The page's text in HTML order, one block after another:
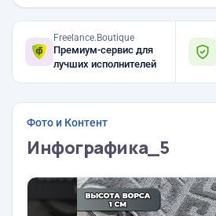
Freelance.Boutique
Премиум-сервис для
лучших исполнителей
Фото и Контент
Инфографика_5